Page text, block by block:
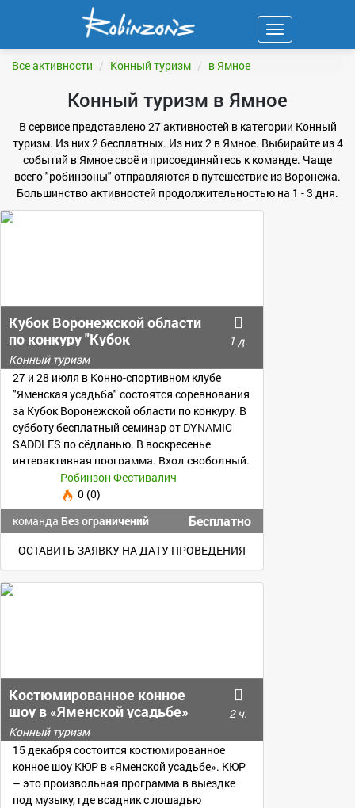
Навигация
Все активности Конный туризм в Ямное
Конный туризм в Ямное
В сервисе представлено 27 активностей в категории Конный
туризм. Из них 2 бесплатных. Из них 2 в Ямное. Выбирайте из 4
событий в Ямное своё и присоединяйтесь к команде. Чаще
всего "робинзоны" отправляются в путешествие из Воронежа.
Большинство активностей продолжительностью на 1 - 3 дня.
Кубок Воронежской области
по конкуру "Кубок
Федераций"
1 д.
Конный туризм
27 и 28 июля в Конно-спортивном клубе
"Яменская усадьба" состоятся соревнования
за Кубок Воронежской области по конкуру. В
субботу бесплатный семинар от DYNAMIC
SADDLES по сёдланью. В воскресенье
интерактивная программа. Вход свободный.
Приходите!Робинзон Фестивалич
0 (0)
команда Без ограничений Бесплатно
ОСТАВИТЬ ЗАЯВКУ НА ДАТУ ПРОВЕДЕНИЯ
Костюмированное конное
шоу в «Яменской усадьбе»
2 ч.
Конный туризм
15 декабря состоится костюмированное
конное шоу КЮР в «Яменской усадьбе». КЮР
– это произвольная программа в выездке
под музыку, где всадник с лошадью